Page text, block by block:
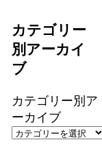
カテゴリー
別アーカイ
ブ
カテゴリー別ア
ーカイブ